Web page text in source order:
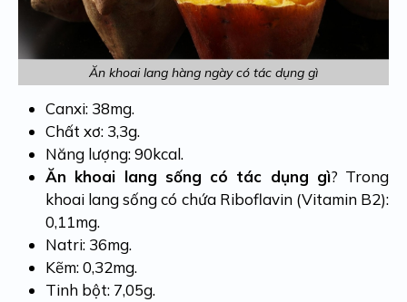
Ăn khoai lang hàng ngày có tác dụng gì
Canxi: 38mg.
Chất xơ: 3,3g.
Năng lượng: 90kcal.
Ăn khoai lang sống có tác dụng gì? Trong
khoai lang sống có chứa Riboflavin (Vitamin B2):
0,11mg.
Natri: 36mg.
Kẽm: 0,32mg.
Tinh bột: 7,05g.